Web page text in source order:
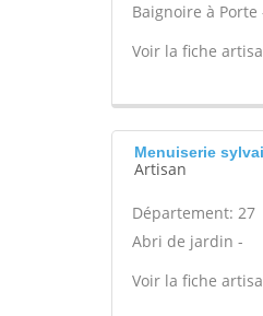
Baignoire à Porte
Voir la fiche
Menuiserie
Artisan
Département: 27
Abri de jardin -
Voir la fiche